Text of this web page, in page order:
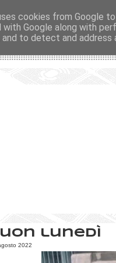
lunedì
2022
cookies from Google
with Google along with
to detect and address